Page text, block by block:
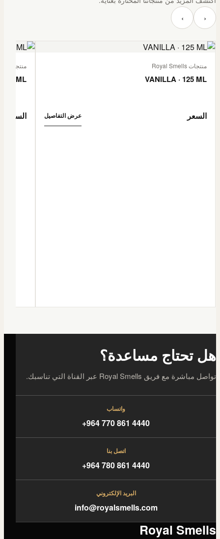
‹ ›
منتجات Royal Smells
VANILLA · 125 ML
السعر عرض التفاصيل
منتجات Royal Smells
ML
السعر
هل تحتاج مساعدة؟
تواصل مباشرة مع فريق Royal Smells عبر القناة التي تناسبك.
واتساب
+964 770 861 4440
اتصل بنا
+964 780 861 4440
البريد الإلكتروني
info@royalsmells.com
Royal Smells